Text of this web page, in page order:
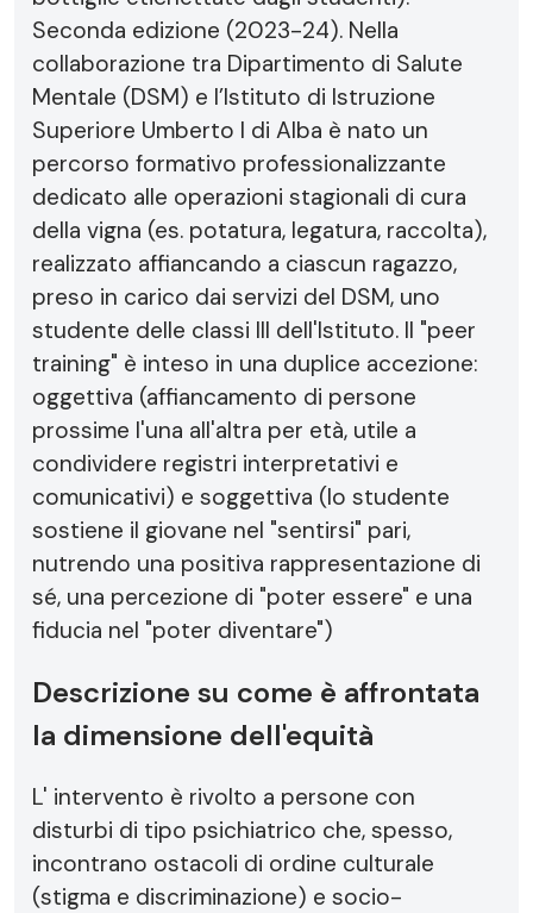
Seconda edizione (2023-24). Nella
collaborazione tra Dipartimento di Salute
Mentale (DSM) e l’Istituto di Istruzione
Superiore Umberto I di Alba è nato un
percorso formativo professionalizzante
dedicato alle operazioni stagionali di cura
della vigna (es. potatura, legatura, raccolta),
realizzato affiancando a ciascun ragazzo,
preso in carico dai servizi del DSM, uno
studente delle classi III dell'Istituto. Il "peer
training" è inteso in una duplice accezione:
oggettiva (affiancamento di persone
prossime l'una all'altra per età, utile a
condividere registri interpretativi e
comunicativi) e soggettiva (lo studente
sostiene il giovane nel "sentirsi" pari,
nutrendo una positiva rappresentazione di
sé, una percezione di "poter essere" e una
fiducia nel "poter diventare")
Descrizione su come è affrontata
la dimensione dell'equità
L' intervento è rivolto a persone con
disturbi di tipo psichiatrico che, spesso,
incontrano ostacoli di ordine culturale
(stigma e discriminazione) e socio-